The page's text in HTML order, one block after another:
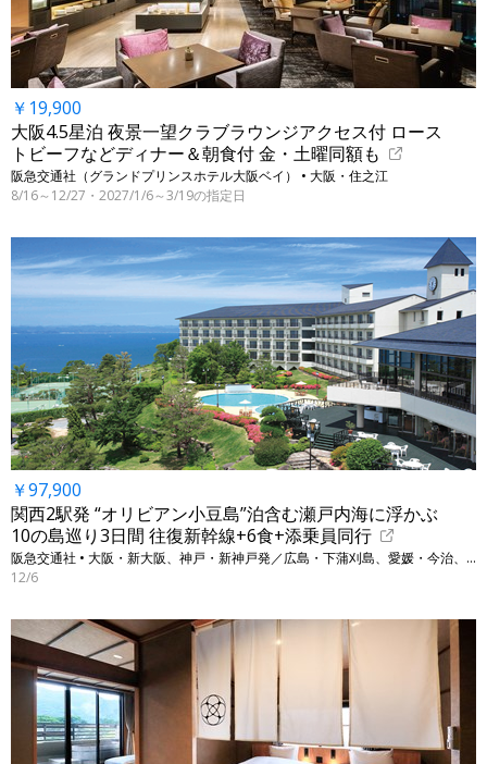
￥19,900
大阪4.5星泊 夜景一望クラブラウンジアクセス付 ロース
トビーフなどディナー＆朝食付 金・土曜同額も
阪急交通社（グランドプリンスホテル大阪ベイ） • 大阪・住之江
8/16～12/27・2027/1/6～3/19の指定日
￥97,900
関西2駅発 “オリビアン小豆島”泊含む瀬戸内海に浮かぶ
10の島巡り3日間 往復新幹線+6食+添乗員同行
阪急交通社 • 大阪・新大阪、神戸・新神戸発／広島・下蒲刈島、愛媛・今治、香川・小豆島他
12/6
←